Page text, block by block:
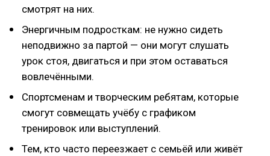
смотрят на них.
Энергичным подросткам: не нужно сидеть
неподвижно за партой — они могут слушать
урок стоя, двигаться и при этом оставаться
вовлечёнными.
Спортсменам и творческим ребятам, которые
смогут совмещать учёбу с графиком
тренировок или выступлений.
Тем, кто часто переезжает с семьёй или живёт